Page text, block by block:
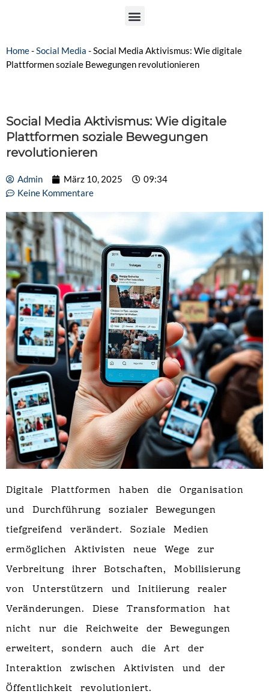
Home-Social Media -Social Media Aktivismus: Wie digitale
Plattformen soziale Bewegungen revolutionieren
Social Media Aktivismus: Wie digitale
Plattformen soziale Bewegungen
revolutionieren
Admin März 10, 2025
09:34
Keine Kommentare
Digitale Plattformen haben die Organisation
und Durchführung sozialer Bewegungen
tiefgreifend verändert. Soziale Medien
ermöglichen Aktivisten neue Wege zur
Verbreitung ihrer Botschaften, Mobilisierung
von Unterstützern und Initiierung realer
Veränderungen. Diese Transformation hat
nicht nur die Reichweite der Bewegungen
erweitert, sondern auch die Art der
Interaktion zwischen Aktivisten und der
Öffentlichkeit revolutioniert.